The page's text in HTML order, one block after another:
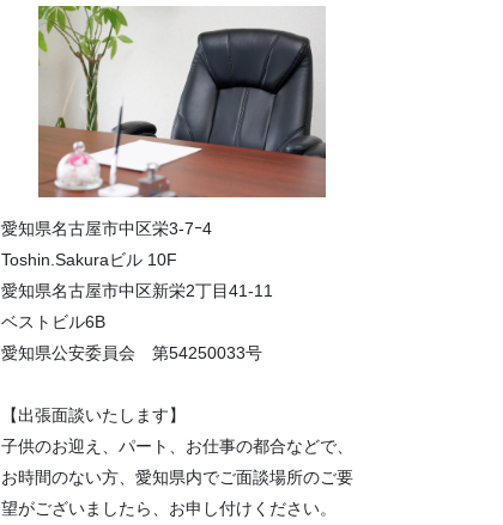
愛知県名古屋市中区栄3-7ｰ4
Toshin.Sakuraビル 10F
愛知県名古屋市中区新栄2丁目41-11
ベストビル6B
愛知県公安委員会 第54250033号
【出張面談いたします】
子供のお迎え、パート、お仕事の都合などで、
お時間のない方、愛知県内でご面談場所のご要
望がございましたら、お申し付けください。